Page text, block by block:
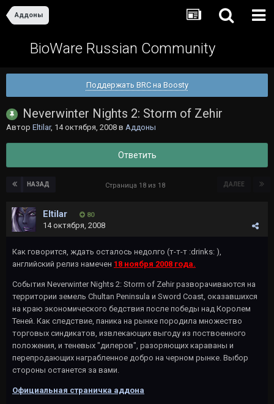
Аддоны
BioWare Russian Community
Поддержать BRC на Boosty
Neverwinter Nights 2: Storm of Zehir
Автор Eltilar, 14 октября, 2008 в Аддоны
Ответить
НАЗАД ДАЛЕЕ
Страница 18 из 18
Eltilar 80
14 октября, 2008
Как говорится, ждать осталось недолго (т-т-т :drinks: ),
английский релиз намечен 18 ноября 2008 года.
События Neverwinter Nights 2: Storm of Zehir разворачиваются на
территории земель Chultan Peninsula и Sword Coast, оказавшихся
на краю экономического бедствия после победы над Королем
Теней. Как следствие, паника на рынке породила множество
торговых синдикатов, извлекающих выгоду из поствоенного
положения, и теневых "дилеров", разоряющих караваны и
перепродающих награбленное добро на черном рынке. Выбор
стороны останется за вами.
Официальная страничка аддона